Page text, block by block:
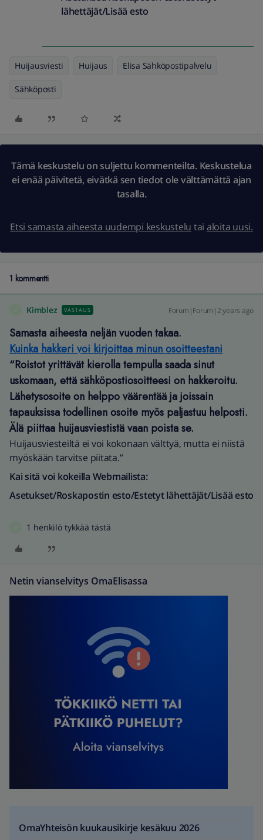
lähettäjät/Lisää esto
Huijausviesti Huijaus Elisa Sähköpostipalvelu
Sähköposti
Tämä keskustelu on suljettu kommenteilta. Keskustelua
ei enää päivitetä, eivätkä sen tiedot ole välttämättä ajan
tasalla.
Etsi samasta aiheesta uudempi keskustelu tai aloita uusi.
1 kommentti
Kimblez VASTAUS Forum|Forum|2 years ago
Samasta aiheesta neljän vuoden takaa.
Kuinka hakkeri voi kirjoittaa minun osoitteestani
“Roistot yrittävät kierolla tempulla saada sinut
uskomaan, että sähköpostiosoitteesi on hakkeroitu.
Lähetysosoite on helppo väärentää ja joissain
tapauksissa todellinen osoite myös paljastuu helposti.
Älä piittaa huijausviestistä vaan poista se.
Huijausviesteiltä ei voi kokonaan välttyä, mutta ei niistä
myöskään tarvitse piitata.”
Kai sitä voi kokeilla Webmailista:
Asetukset/Roskapostin esto/Estetyt lähettäjät/Lisää esto
1 henkilö tykkää tästä
Netin vianselvitys OmaElisassa
OmaYhteisön kuukausikirje kesäkuu 2026